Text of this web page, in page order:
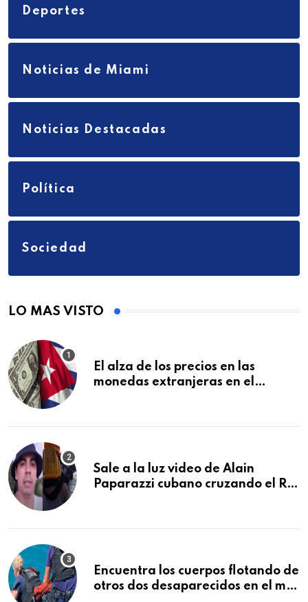
Deportes
Noticias de Miami
Noticias Destacadas
Política
Sociedad
LO MAS VISTO
El alza de los precios en las
monedas extranjeras en el
Sale a la luz video de Alain
Paparazzi cubano cruzando el Río
Encuentra los cuerpos flotando de
otros dos desaparecidos en el mar